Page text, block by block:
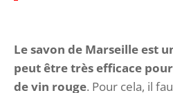
Le savon de Marseille est
peut être très efficace
de vin rouge. Pour cela, il